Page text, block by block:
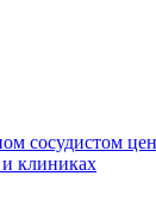
сосудистом
клиниках